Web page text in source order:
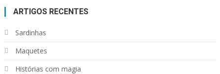
ARTIGOS RECENTES
Sardinhas
Maquetes
Histórias com magia